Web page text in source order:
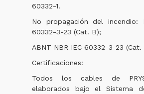
60332-1.
No propagación del incendio:
60332-3-23 (Cat. B);
ABNT NBR IEC 60332-3-23 (Cat.
Certificaciones:
Todos los cables de
elaborados bajo el Sistema